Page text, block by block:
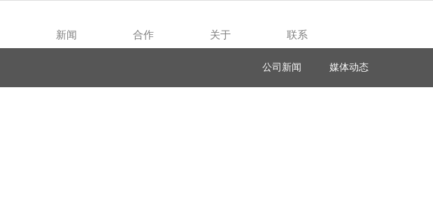
新闻 合作 关于 联系
Contact
公司新闻 媒体动态